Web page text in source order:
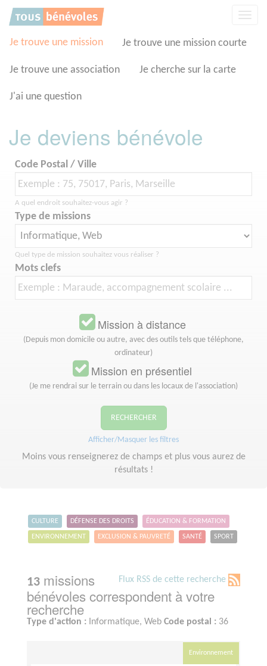
Je trouve une mission Je trouve une mission courte
Je trouve une association Je cherche sur la carte
J'ai une question
Je deviens bénévole
Code Postal / Ville
A quel endroit souhaitez-vous agir ?
Type de missions
Quel type de mission souhaitez vous réaliser ?
Mots clefs
Mission à distance
(Depuis mon domicile ou autre, avec des outils tels que téléphone,
ordinateur)
Mission en présentiel
(Je me rendrai sur le terrain ou dans les locaux de l'association)
RECHERCHER
Afficher/Masquer les filtres
Moins vous renseignerez de champs et plus vous aurez de
résultats !
CULTURE DÉFENSE DES DROITS ÉDUCATION & FORMATION
ENVIRONNEMENT EXCLUSION & PAUVRETÉ SANTÉ SPORT
Flux RSS de cette recherche
13 missions
bénévoles correspondent à votre
recherche
Type d'action : Informatique, Web Code postal : 36
Environnement
Panneau de gestion des cookies